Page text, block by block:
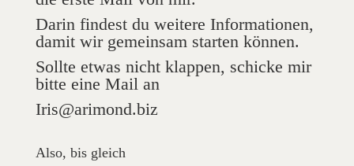
Darin findest du weitere Informationen,
damit wir gemeinsam starten können.
Sollte etwas nicht klappen, schicke mir
bitte eine Mail an
Iris@arimond.biz
Also, bis gleich